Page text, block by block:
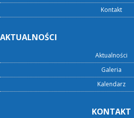
Kontakt
AKTUALNOŚCI
Aktualności
Galeria
Kalendarz
KONTAKT